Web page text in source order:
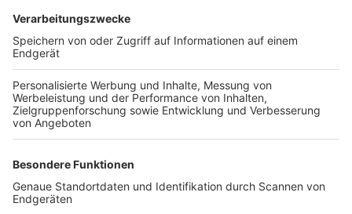
TOP-VEREINE
TOP-PARTNER